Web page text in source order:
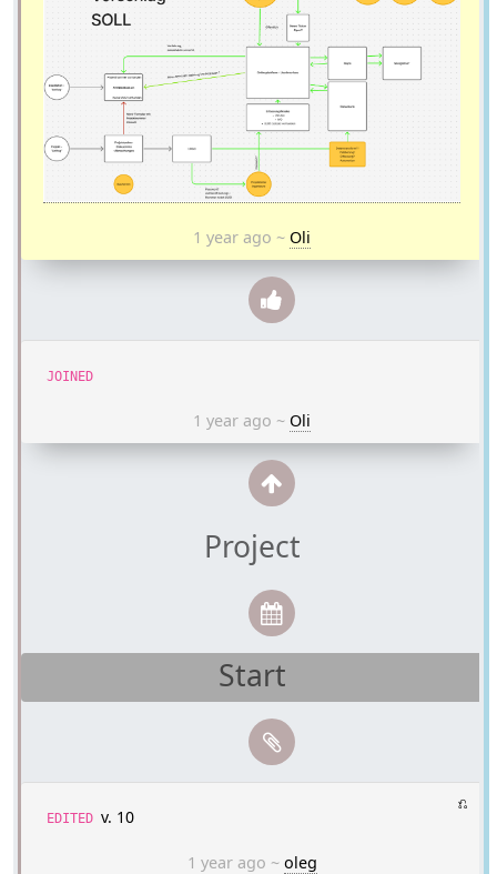
1 year ago ~ Oli
JOINED
1 year ago ~ Oli
Project
Start
⎌
EDITED v. 10
1 year ago ~ oleg